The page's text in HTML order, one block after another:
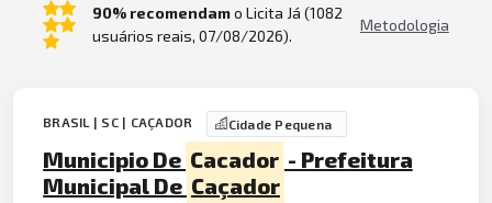
90% recomendamo Licita Já (1082
usuários reais, 07/08/2026).
Metodologia
BRASIL | SC | CAÇADOR Cidade Pequena
Municipio De Cacador - Prefeitura
Municipal De Caçador